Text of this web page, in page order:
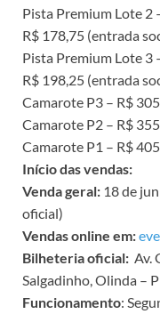
Pista Premium Lote 2
R$ 178,75 (entrada
Pista Premium Lote 3
R$ 198,25 (entrada
Camarote P3 – R$
Camarote P2 – R$
Camarote P1 – R$
Início das vendas:
Venda geral: 18 de
oficial)
Vendas online em:
Bilheteria oficial: Av.
Salgadinho, Olinda –
Funcionamento: